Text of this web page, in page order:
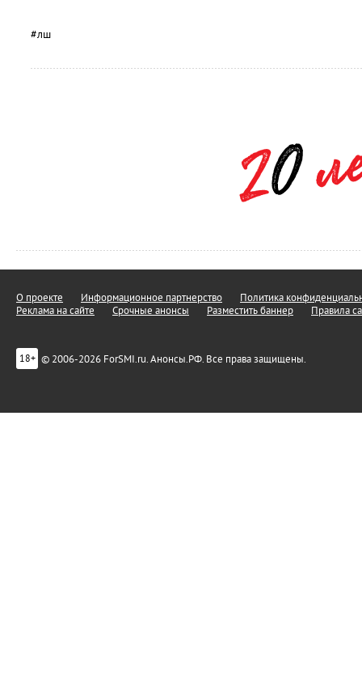
#лш
О проекте Информационное партнерство
Политика
Реклама на сайте
Срочные анонсы Разместить баннер Правила
18+ © 2006-2026 ForSMI.ru. Анонсы.РФ. Все права защищены.